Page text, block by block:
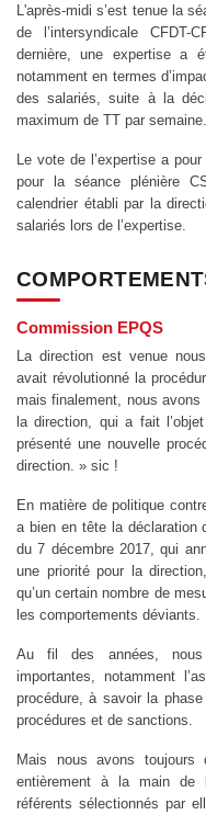
L'après-midi s’est tenue la
de l’intersyndicale
dernière, une expertise a
notamment en termes
des salariés, suite à la
maximum de TT par semaine.
Le vote de l’expertise a
pour la séance plénière
calendrier établi par la
salariés lors de l’expertise.
Commission EPQS
La direction est venue
avait révolutionné la
mais finalement, nous avons
la direction, qui a fait
présenté une nouvelle
direction. » sic !
En matière de politique
a bien en tête la déclaration
du 7 décembre 2017, qui
une priorité pour la
qu’un certain nombre de
les comportements déviants.
Au fil des années, nous
importantes, notamment
procédure, à savoir la
procédures et de sanctions.
Mais nous avons
entièrement à la main de
référents sélectionnés par